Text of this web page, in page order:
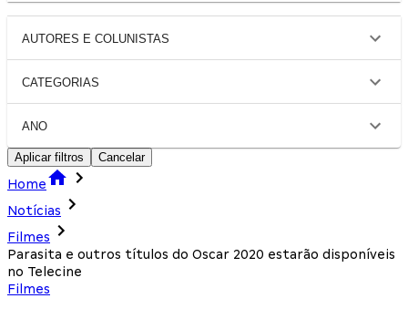
AUTORES E COLUNISTAS
CATEGORIAS
ANO
Aplicar filtros Cancelar
Home
Notícias
Filmes
Parasita e outros títulos do Oscar 2020 estarão disponíveis
no Telecine
Filmes